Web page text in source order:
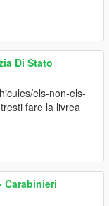
Di Stato
els-non-els-
fare la livrea
Carabinieri